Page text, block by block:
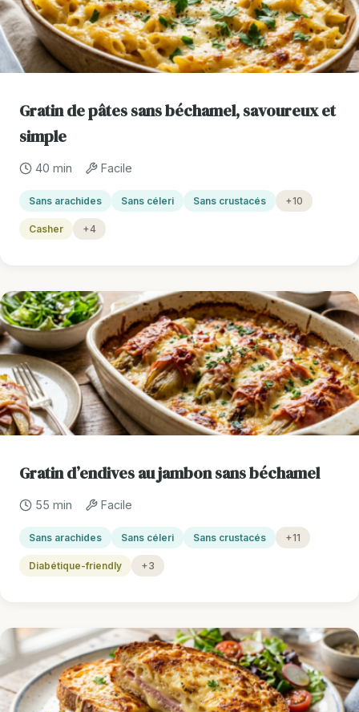
Gratin de pâtes sans béchamel, savoureux et
simple
40 min Facile
Sans arachides Sans céleri Sans crustacés +10
Casher +4
Gratin d’endives au jambon sans béchamel
55 min Facile
Sans arachides Sans céleri Sans crustacés +11
Diabétique-friendly +3